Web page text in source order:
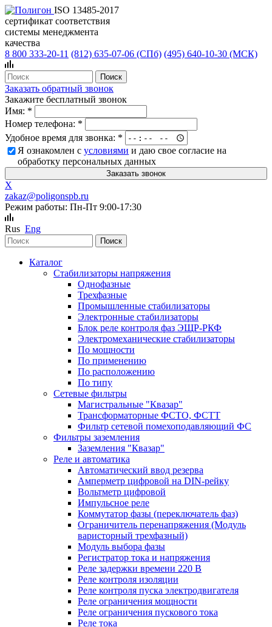
ISO 13485-2017
сертификат соответствия
системы менеджмента
качества
8 800 333-20-11 (812) 635-07-06 (СПб) (495) 640-10-30 (МСК)
Заказать обратный звонок
Закажите бесплатный звонок
Имя: *
Номер телефона: *
Удобное время для звонка: *
Я ознакомлен сусловиями и даю свое согласие на
обработку персональных данных
X
zakaz@poligonspb.ru
Режим работы: Пн-Пт 9:00-17:30
Rus Eng
Каталог
Стабилизаторы напряжения
Однофазные
Трехфазные
Промышленные стабилизаторы
Электронные стабилизаторы
Блок реле контроля фаз ЭЩР-РКФ
Электромеханические стабилизаторы
По мощности
По применению
По расположению
По типу
Сетевые фильтры
Магистральные "Квазар"
Трансформаторные ФСТО, ФСТТ
Фильтр сетевой помехоподавляющий ФС
Фильтры заземления
Заземления "Квазар"
Реле и автоматика
Автоматический ввод резерва
Амперметр цифровой на DIN-рейку
Вольтметр цифровой
Импульсное реле
Коммутатор фазы (переключатель фаз)
Ограничитель перенапряжения (Модуль
варисторный трехфазный)
Модуль выбора фазы
Регистратор тока и напряжения
Реле задержки времени 220 В
Реле контроля изоляции
Реле контроля пуска электродвигателя
Реле ограничения мощности
Реле ограничения пускового тока
Реле тока